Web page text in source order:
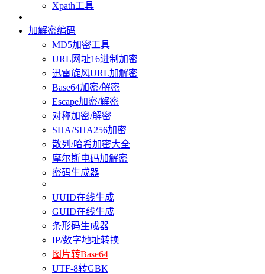
Xpath工具
加解密编码
MD5加密工具
URL网址16进制加密
迅雷旋风URL加解密
Base64加密/解密
Escape加密/解密
对称加密/解密
SHA/SHA256加密
散列/哈希加密大全
摩尔斯电码加解密
密码生成器
UUID在线生成
GUID在线生成
条形码生成器
IP/数字地址转换
图片转Base64
UTF-8转GBK